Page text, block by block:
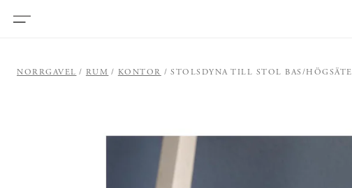
NORRGAVEL RUM KONTOR STOLSDYNA TILL STOL BAS/HÖGSÄTE